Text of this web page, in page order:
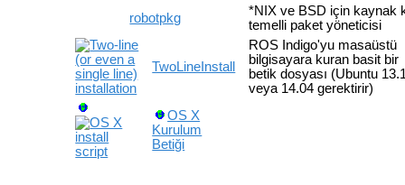
robotpkg
*NIX ve BSD için kaynak
temelli paket yöneticisi
TwoLineInstall
ROS Indigo'yu masaüstü
bilgisayara kuran basit bir
betik dosyası (Ubuntu
veya 14.04 gerektirir)
OS X
Kurulum
Betiği